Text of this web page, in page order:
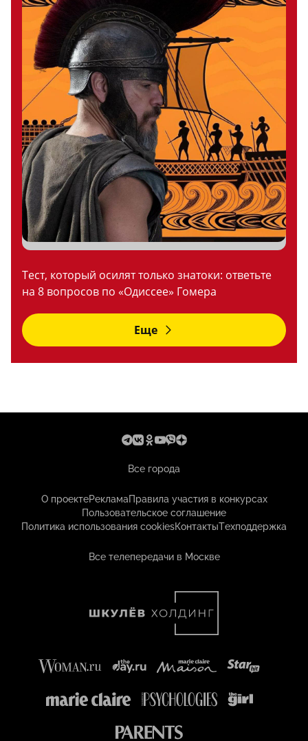
Тест, который осилят только знатоки: ответьте
на 8 вопросов по «Одиссее» Гомера
Еще
Все города
О проектеРекламаПравила участия в конкурсах
Пользовательское соглашение
Политика использования cookiesКонтактыТехподдержка
Все телепередачи в Москве